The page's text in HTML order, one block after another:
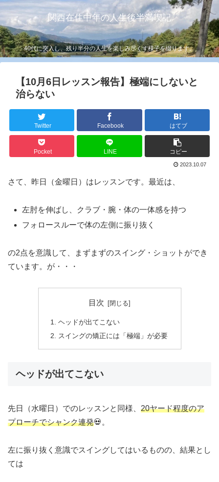
関西在住中年の人生後半満喫記
40代に突入し、残り半分の人生を楽しみ尽くす様子を綴ります。
【10月6日レッスン報告】極端にしないと
治らない
Twitter Facebook はてブ
Pocket LINE コピー
2023.10.07
さて、昨日（金曜日）はレッスンです。最近は、
左肘を伸ばし、クラブ・腕・体の一体感を持つ
フォロースルーで体の左側に振り抜く
の2点を意識して、まずまずのスイング・ショットができ
ています。が・・・
目次
ヘッドが出てこない
スイングの矯正には「極端」が必要
ヘッドが出てこない
先日（水曜日）でのレッスンと同様、 20ヤード程度のア
プローチでシャンク連発💀。
左に振り抜く意識でスイングしてはいるものの、結果とし
ては